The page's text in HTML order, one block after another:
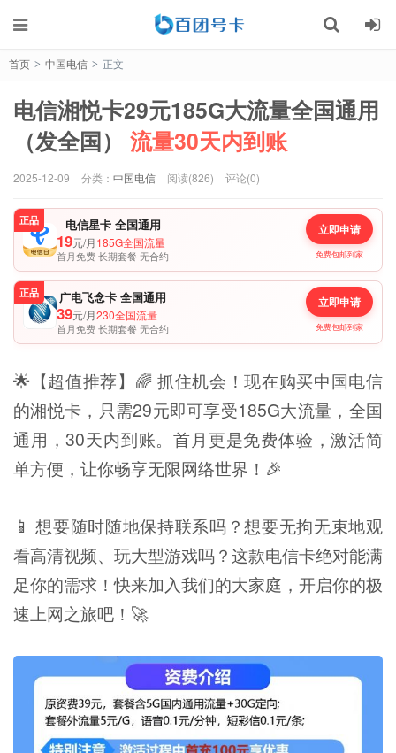
首页 > 中国电信 > 正文
电信湘悦卡29元185G大流量全国通用
（发全国） 流量30天内到账
2025-12-09 分类： 中国电信 阅读(826) 评论(0)
正品 电信星卡 全国通用
19元/月185G全国流量
首月免费 长期套餐 无合约
立即申请
免费包邮到家
正品 广电飞念卡 全国通用
39元/月230全国流量
首月免费 长期套餐 无合约
立即申请
免费包邮到家
🌟【超值推荐】🌈 抓住机会！现在购买中国电信
的湘悦卡，只需29元即可享受185G大流量，全国
通用，30天内到账。首月更是免费体验，激活简
单方便，让你畅享无限网络世界！🎉
📱 想要随时随地保持联系吗？想要无拘无束地观
看高清视频、玩大型游戏吗？这款电信卡绝对能满
足你的需求！快来加入我们的大家庭，开启你的极
速上网之旅吧！🚀